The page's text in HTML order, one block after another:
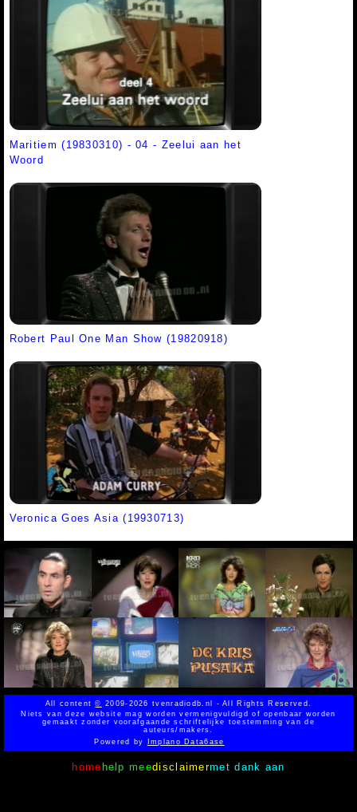
Maritiem (19830310) - 04 - Zeelui aan het
Woord
Robert Paul One Man Show (19820918)
Veronica Goes Asia (19930713)
All content© 2009-2026 tvenradiodb.nl - All Rights Reserved.
Niets van deze website mag worden vermenigvuldigd of openbaar worden
gemaakt zonder voorafgaande schriftelijke toestemming van de
auteurs/makers.
Powered by Implano Data6ase
home help meedisclaimermet dank aan